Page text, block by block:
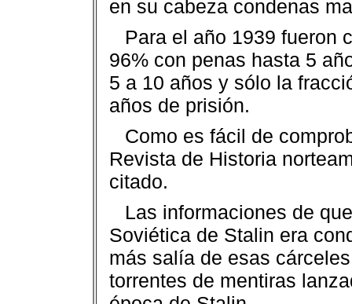
en su cabeza condenas
Para el año 1939 fueron
96% con penas hasta 5
5 a 10 años y sólo la
años de prisión.
Como es fácil de
Revista de Historia
citado.
Las informaciones de
Soviética de Stalin era
más salía de esas
torrentes de mentiras